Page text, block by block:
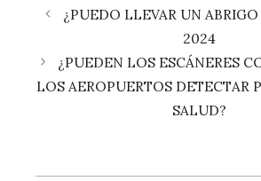
¿PUEDO LLEVAR UN
2024
¿PUEDEN LOS ESCÁNERES
LOS AEROPUERTOS DETECTAR
SALUD?